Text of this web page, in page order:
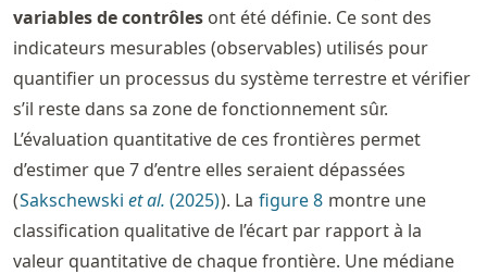
variables de contrôles ont été définie. Ce sont des
indicateurs mesurables (observables) utilisés pour
quantifier un processus du système terrestre et vérifier
s’il reste dans sa zone de fonctionnement sûr.
L’évaluation quantitative de ces frontières permet
d’estimer que 7 d’entre elles seraient dépassées
(Sakschewski et al. (2025)). La figure8 montre une
classification qualitative de l’écart par rapport à la
valeur quantitative de chaque frontière. Une médiane